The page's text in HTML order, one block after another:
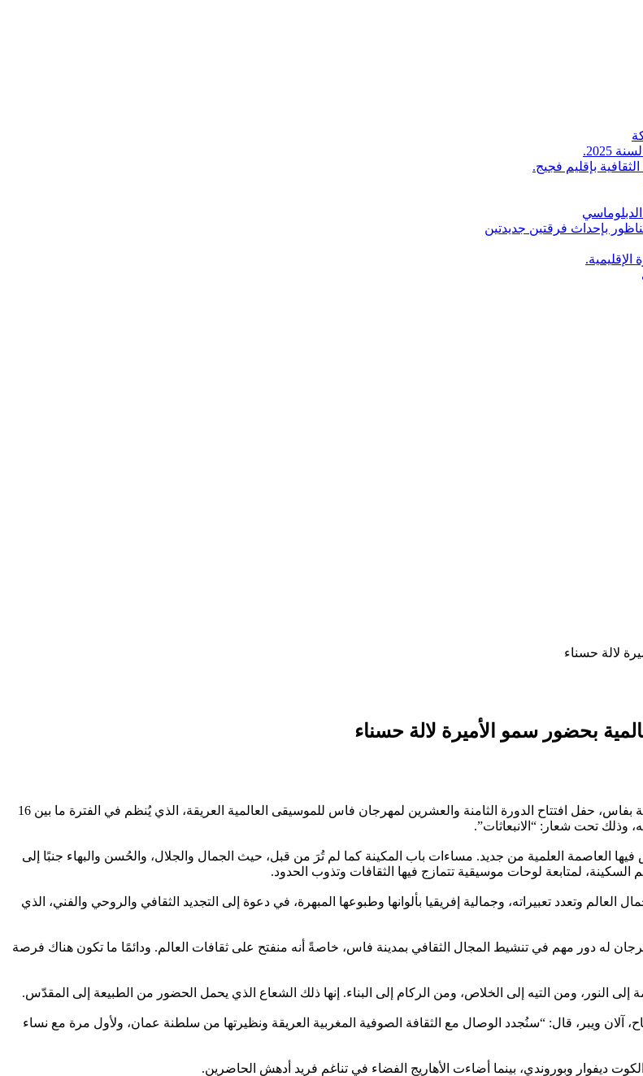
بإقليم فجيج.
بإحداث فرقتين جديدتين
لالة حسناء
بحضور سمو الأميرة لالة حسناء
ترأست صاحبة السمو الملكي الأميرة للا حسناء، مساء أمس الجمعة بساحة باب المكينة بفاس، حفل افتتاح الدورة الثامنة والعشرين لمهرجان فاس للموسيقى العالمية العريقة، الذي يُنظم في الفترة ما بين 16
العاصمة العلمية من جديد. مساءات باب المكينة كما لم تُرَ من قبل، حيث الجمال والجلال، والحُسن والبهاء جنبًا إلى
لمتابعة لوحات موسيقية تتمازج فيها الثقافات وتذوب الحدود.
وتعدد تعبيراته، وجمالية إفريقيا بألوانها وطبوعها المبهرة، في دعوة إلى التجديد الثقافي والروحي والفني، الذي
له دور مهم في تنشيط المجال الثقافي بمدينة فاس، خاصةً أنه منفتح على ثقافات العالم. ودائمًا ما تكون هناك فرصة
النور، ومن التيه إلى الخلاص، ومن الركام إلى البناء. إنها ذلك الشعاع الذي يحمل الحضور من الطبيعة إلى المقدّس.
آلان ويبر، قال: “سنُجدد الوصال مع الثقافة الصوفية المغربية العريقة ونظيرتها من سلطنة عمان، ولأول مرة مع نساء
ديفوار وبوروندي، بينما أضاءت الأهاريج الفضاء في تناغم فريد أدهش الحاضرين.